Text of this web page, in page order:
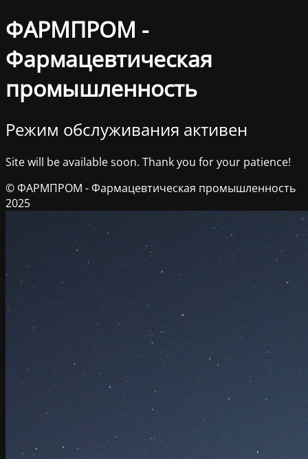
ФАРМПРОМ -
Фармацевтическая
промышленность
Режим обслуживания активен
Site will be available soon. Thank you for your patience!
© ФАРМПРОМ - Фармацевтическая промышленность
2025